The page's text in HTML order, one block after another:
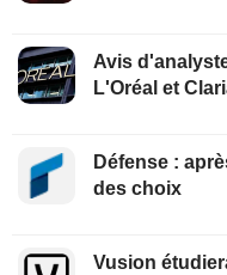
Avis
L'Oréal et
Défense :
des choix
Vusion